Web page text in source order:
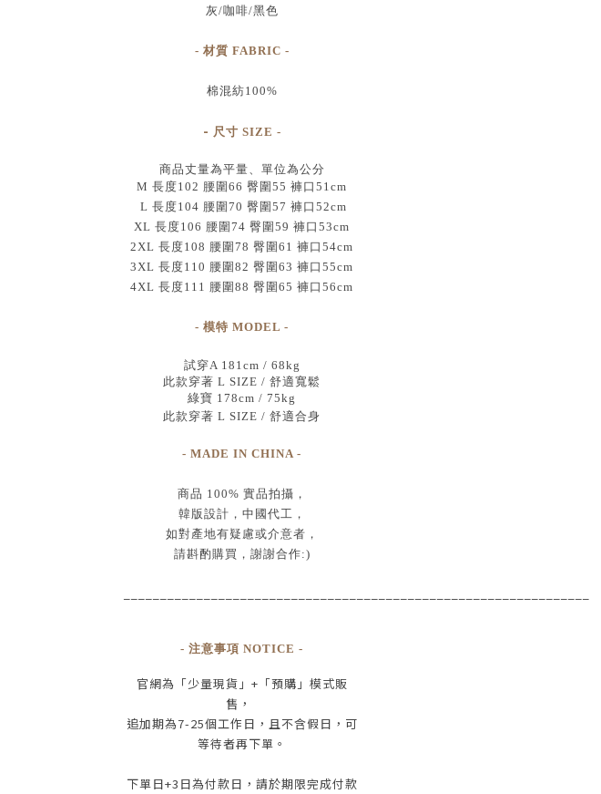
灰/咖啡/黑色
- 材質 FABRIC -
棉混紡100%
- 尺寸 SIZE -
商品丈量為平量、單位為公分
M 長度102 腰圍66 臀圍55 褲口51cm
L 長度104 腰圍70 臀圍57 褲口52cm
XL 長度106 腰圍74 臀圍59 褲口53cm
2XL 長度108 腰圍78 臀圍61 褲口54cm
3XL 長度110 腰圍82 臀圍63 褲口55cm
4XL 長度111 腰圍88 臀圍65 褲口56cm
- 模特 MODEL -
試穿A 181cm / 68kg
此款穿著 L SIZE / 舒適寬鬆
綠寶 178cm / 75kg
此款穿著 L SIZE / 舒適合身
- MADE IN CHINA -
商品 100% 實品拍攝 ，
韓版設計，中國代工 ，
如對產地有疑慮或介意者，
請斟酌購買， 謝謝合作:)
- 注意事項 NOTICE -
官網為 「少量現貨」+ 「預購」模式販
售，
追加期為7-25個工作日 ，且不含假日 ， 可
等待者再下單 。
下單日+3 日為付款日，請於期限完成付款